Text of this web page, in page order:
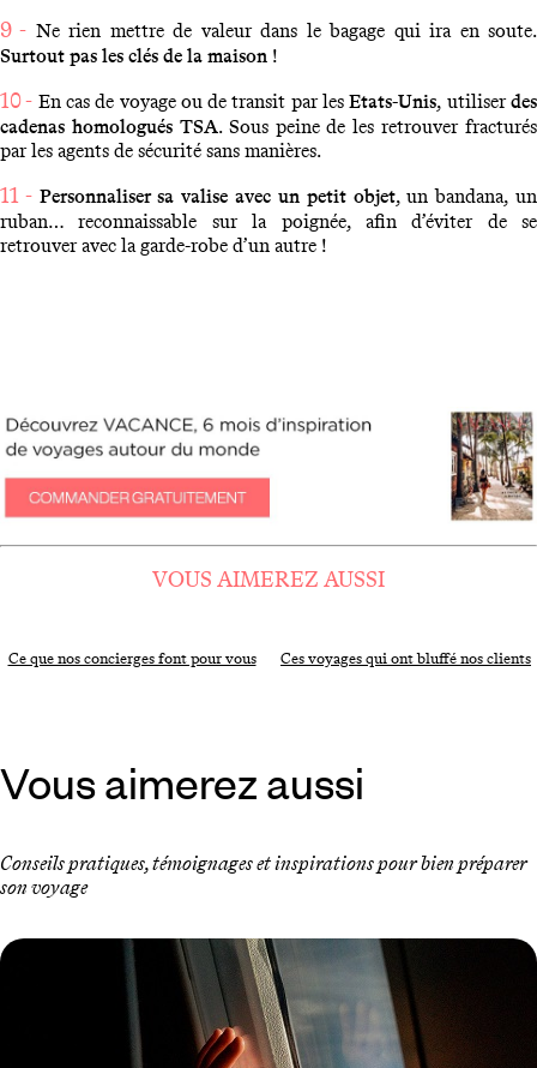
9 - Ne rien mettre de valeur dans le bagage qui ira en soute.
Surtout pas les clés de la maison !
10 - En cas de voyage ou de transit par lesEtats-Unis, utiliserdes
cadenas homologués TSA. Sous peine de les retrouver fracturés
par les agents de sécurité sans manières.
11 - Personnaliser sa valise avec un petit objet, un bandana, un
ruban… reconnaissable sur la poignée, afin d’éviter de se
retrouver avec la garde-robe d’un autre !
VOUS AIMEREZ AUSSI
Ce que nos concierges font pour vous Ces voyages qui ont bluffé nos clients
Vous aimerez aussi
Conseils pratiques, témoignages et inspirations pour bien préparer
son voyage